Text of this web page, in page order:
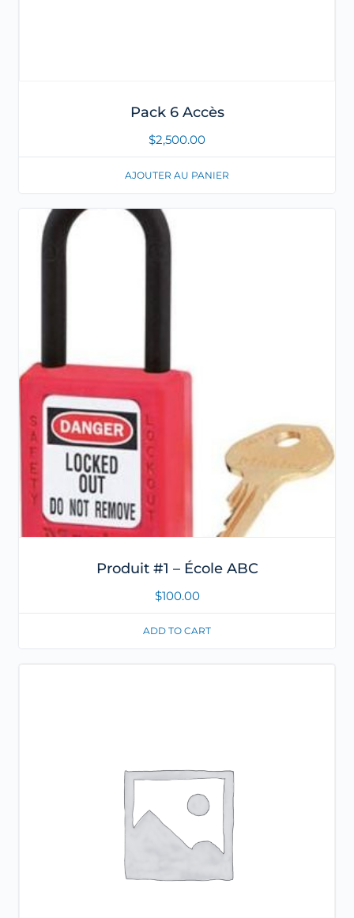
Pack 6 Accès
$2,500.00
AJOUTER AU PANIER
Produit #1 – École ABC
$100.00
ADD TO CART